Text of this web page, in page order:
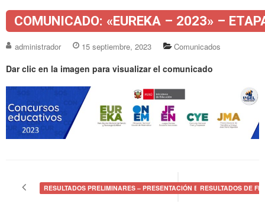
COMUNICADO: «EUREKA – 2023» –
administrador 15 septiembre, 2023 Comunicados
Dar clic en la imagen para visualizar el comunicado
de RESULTADOS PRELIMINARES – PRESENTACIÓN EXPEDIENTES DE
RESULTADOS DE